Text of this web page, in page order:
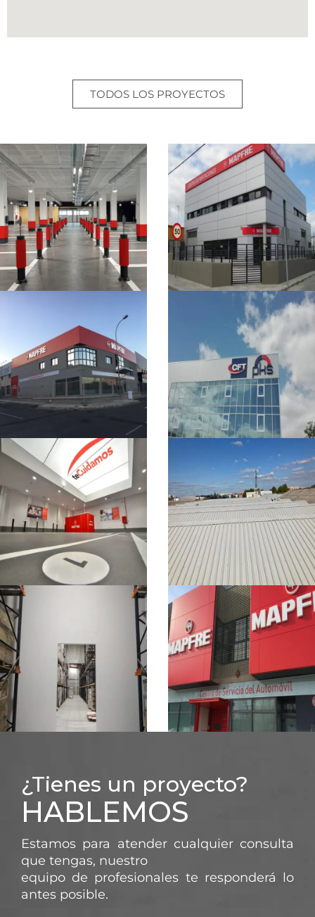
TODOS LOS PROYECTOS
INDUSTRIAL
MAPFRE CSA
ALCOBENDAS
INDUSTRIAL
MAPFRE – PPR
INDUSTRIAL
NUEVA
CONSTRUCCIÓN
EDIFICIO CSA
INDUSTRIAL
PKS – NAVE
INDUSTRIAL
MAPFRE CENTROS
DE SERVICIO DEL
AUTOMÓVIL
INDUSTRIAL
CUBIERTA EN
NAVE INDUSTRIAL
SECTORIZACIÓN
DE NAVE
INDUSTRIAL
MAPFRE CSA
¿Tienes un proyecto?
HABLEMOS
Estamos para atender cualquier consulta
que tengas, nuestro
equipo de profesionales te responderá lo
antes posible.